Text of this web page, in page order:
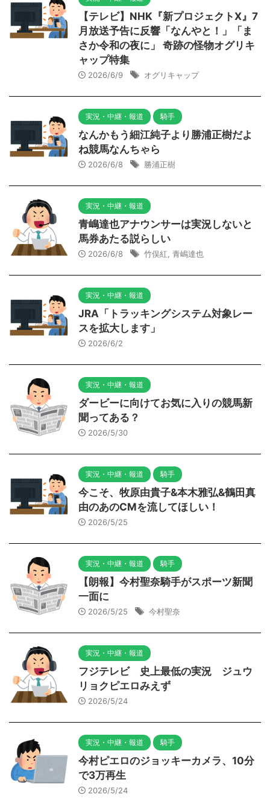
【テレビ】NHK『新プロジェクトX』7
月放送予告に反響「なんやと！」「ま
さか令和の夜に」 奇跡の怪物オグリキ
ャップ特集
2026/6/9 オグリキャップ
実況・中継・報道 騎手
なんかもう細江純子より勝浦正樹だよ
ね競馬なんちゃら
2026/6/8 勝浦正樹
実況・中継・報道
青嶋達也アナウンサーは実況しないと
馬券あたる説らしい
2026/6/8 竹俣紅 青嶋達也
実況・中継・報道
JRA「トラッキングシステム対象レー
スを拡大します」
2026/6/2
実況・中継・報道
ダービーに向けてお気に入りの競馬新
聞ってある？
2026/5/30
実況・中継・報道 騎手
今こそ、牧原由貴子&本木雅弘&鶴田真
由のあのCMを流してほしい！
2026/5/25
実況・中継・報道 騎手
【朗報】今村聖奈騎手がスポーツ新聞
一面に
2026/5/25 今村聖奈
実況・中継・報道
フジテレビ 史上最低の実況 ジュウ
リョクピエロみえず
2026/5/24
実況・中継・報道 騎手
今村ピエロのジョッキーカメラ、10分
で3万再生
2026/5/24